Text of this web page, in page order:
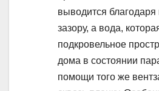
выводится
зазору, а вода,
подкровельное
дома в состоянии
помощи того же